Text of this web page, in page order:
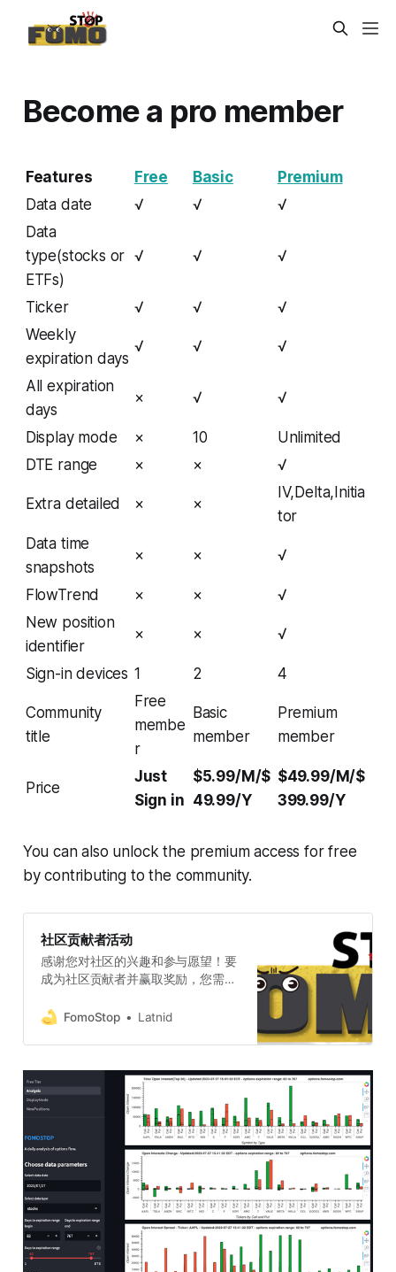
Become a pro member
Features Free Basic
Premium
Data date
√ √
√
Data
type(stocks or
ETFs)
√ √ √
Ticker √ √
√
Weekly
expiration days
√ √ √
All expiration
days
× √ √
Display mode × 10
Unlimited
DTE range
× × √
Extra detailed × ×
IV,Delta,Initia
tor
Data time
snapshots
× × √
FlowTrend × ×
√
New position
identifier
× × √
Sign-in devices 1 2 4
Community
title
Free
membe
r
Basic
member
Premium
member
Price
Just
Sign in
$5.99/M/$
49.99/Y
$49.99/M/$
399.99/Y
You can also unlock the premium access for free
by contributing to the community.
社区贡献者活动
感谢您对社区的兴趣和参与愿望！要
成为社区贡献者并赢取奖励，您需要
日到8月31日 活动奖励： 一个月的免
贡献形式： 您可以选择发布文章或视
频。 贡献要求：2选1 1. 发布5篇以上
的文章（每篇≥200字），需要图文
并茂。 2. 发布1个以上的视频（每个
视频时长≥10分钟） 贡献主题： 您的
文章或视频内容需要结合网站
**options.fomostop.com**的功能，
并对股市行情进行分析。 兑换方式：
如果您参加活动并符合要求，可在社
区贡献区版块发帖申请成为Premium
会员。管理员将会发送兑换码…
FomoStop Latnid